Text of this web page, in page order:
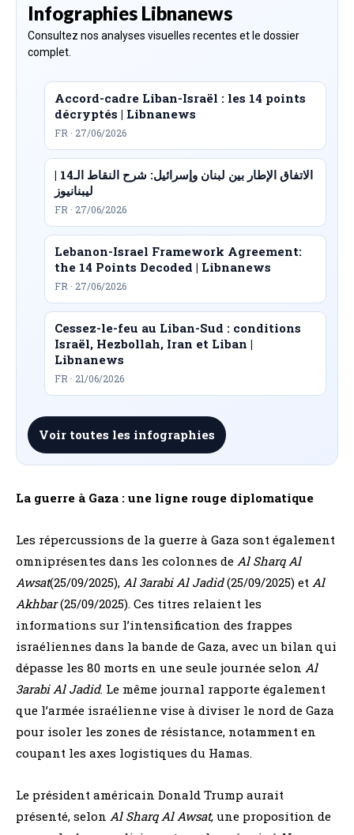
Infographies Libnanews
Consultez nos analyses visuelles recentes et le dossier
complet.
Accord-cadre Liban-Israël : les 14 points
décryptés | Libnanews
FR · 27/06/2026
الاتفاق الإطار بين لبنان وإسرائيل: شرح النقاط الـ14 |
ليبنانيوز
FR · 27/06/2026
Lebanon-Israel Framework Agreement:
the 14 Points Decoded | Libnanews
FR · 27/06/2026
Cessez-le-feu au Liban-Sud : conditions
Israël, Hezbollah, Iran et Liban |
Libnanews
FR · 21/06/2026
Voir toutes les infographies
La guerre à Gaza : une ligne rouge diplomatique
Les répercussions de la guerre à Gaza sont également
omniprésentes dans les colonnes de Al Sharq Al
Awsat(25/09/2025), Al 3arabi Al Jadid(25/09/2025) et Al
Akhbar(25/09/2025). Ces titres relaient les
informations sur l’intensification des frappes
israéliennes dans la bande de Gaza, avec un bilan qui
dépasse les 80 morts en une seule journée selon Al
3arabi Al Jadid. Le même journal rapporte également
que l’armée israélienne vise à diviser le nord de Gaza
pour isoler les zones de résistance, notamment en
coupant les axes logistiques du Hamas.
Le président américain Donald Trump aurait
présenté, selon Al Sharq Al Awsat, une proposition de